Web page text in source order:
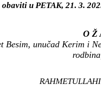
obaviti u PETAK, 21. 3.
O Ž
Besim, unučad Kerim i